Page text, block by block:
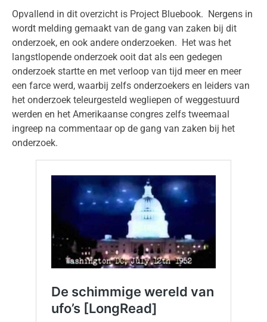
Opvallend in dit overzicht is Project Bluebook. Nergens in
wordt melding gemaakt van de gang van zaken bij dit
onderzoek, en ook andere onderzoeken. Het was het
langstlopende onderzoek ooit dat als een gedegen
onderzoek startte en met verloop van tijd meer en meer
een farce werd, waarbij zelfs onderzoekers en leiders van
het onderzoek teleurgesteld wegliepen of weggestuurd
werden en het Amerikaanse congres zelfs tweemaal
ingreep na commentaar op de gang van zaken bij het
onderzoek.